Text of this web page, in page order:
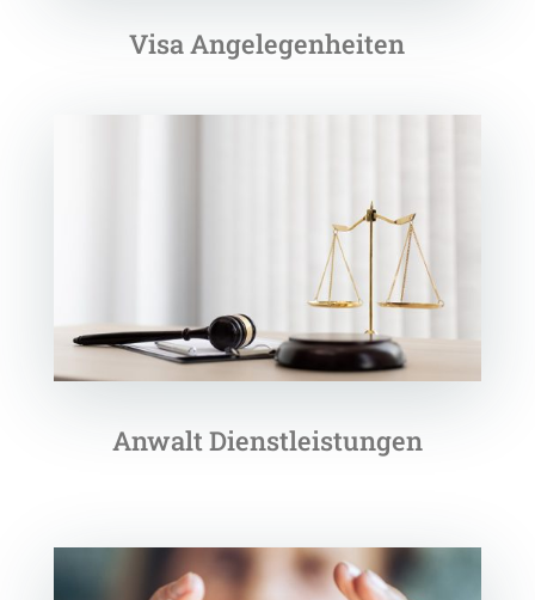
Visa Angelegenheiten
Anwalt Dienstleistungen